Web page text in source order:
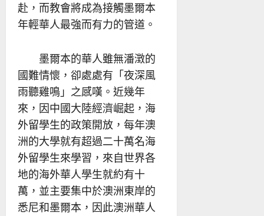
赴，而教會將成為接觸墨爾本
年輕華人最強而有力的管道。
墨爾本的華人雖無潘澂的
國難情懷，卻處處有「夜深風
雨聽雞鳴」之感嘆。近幾年
來，因中國大陸經濟崛起，海
外留學生的政策開放，每年澳
洲的大學就有超過二十萬名海
外留學生來學習，來自世界各
地的海外華人學生就約有十
萬，並主要集中於澳洲東岸的
悉尼和墨爾本，因此澳洲華人